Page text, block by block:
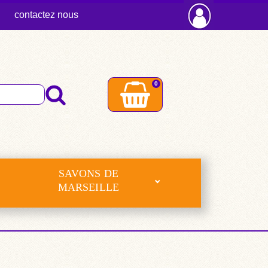
contactez nous
0
SAVONS DE
MARSEILLE